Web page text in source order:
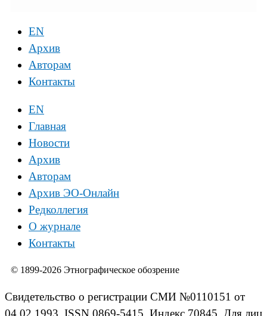
EN
Архив
Авторам
Контакты
EN
Главная
Новости
Архив
Авторам
Архив ЭО-Онлайн
Редколлегия
О журнале
Контакты
© 1899-2026 Этнографическое обозрение
Свидетельство о регистрации СМИ №0110151 от